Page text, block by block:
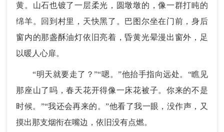
黄。山石也镀了一层柔光，圆墩墩的，像一群打盹的
绵羊。回到村里，天快黑了。巴图尔坐在门前，身后
窗内的那盏酥油灯依旧亮着，昏黄光晕漫出窗外，足
以暖人心扉。
“明天就要走了？”“嗯。”他抬手指向远处。“瞧见
那座山了吗，春天花开得像一床花被子。你来的不是
时候。”“我还会再来的。”他看了我一眼，没作声，又
摸出那支烟衔在嘴边，依旧没有点燃。